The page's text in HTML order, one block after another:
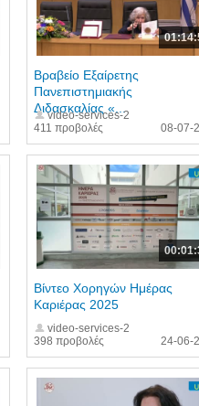
411 προβολές
Βραβείο Εξαίρετης
Πανεπιστημιακής
Διδασκαλίας «...
video-services-2
08-07-
398 προβολές
Βίντεο Χορηγών Ημέρας
Καριέρας 2025
video-services-2
24-06-